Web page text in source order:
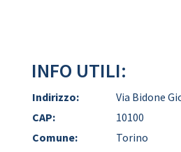
INFO UTILI:
Indirizzo:
Via Bidone
CAP:
10100
Comune:
Torino